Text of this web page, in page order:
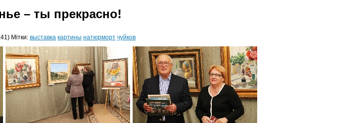
– ты прекрасно!
Мітки: выставка картины натюрморт чуйков